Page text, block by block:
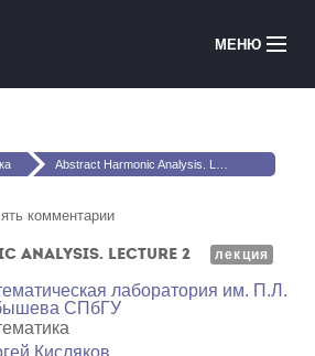
МЕНЮ
Медиатека
Courses in English
Abstract Harmonic Analysis. Lecture 2
комментарии
Analysis. Lecture 2 лекция
лаборатория им. П.Л.
СПбГУ